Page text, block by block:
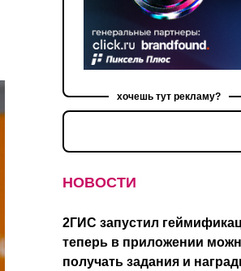
хочешь тут рекламу?
НОВОСТИ
2ГИС запустил
теперь в приложении
получать задания и